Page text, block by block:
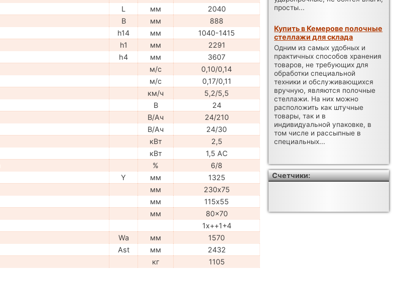
L мм
2040
B мм
888
h14 мм
1040-1415
h1 мм
2291
h4 мм
3607
м/с
0,10/0,14
м/с
0,17/0,11
км/ч
5,2/5,5
В
24
В/Ач
24/210
В/Ач
24/30
кВт
2,5
кВт
1,5 AC
%
6/8
Y мм
1325
мм
230х75
мм
115х55
мм
80x70
1x++1+4
Wa мм
1570
Ast мм
2432
кг 1105
просты...
Купить в Кемерове полочные
стеллажи для склада
Одним из самых удобных и
практичных способов хранения
товаров, не требующих для
обработки специальной
техники и обслуживающихся
вручную, являются полочные
стеллажи. На них можно
расположить как штучные
товары, так и в
индивидуальной упаковке, в
том числе и рассыпные в
специальных...
Счетчики: